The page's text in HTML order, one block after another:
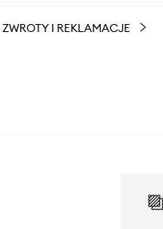
ZWROTY I REKLAMACJE